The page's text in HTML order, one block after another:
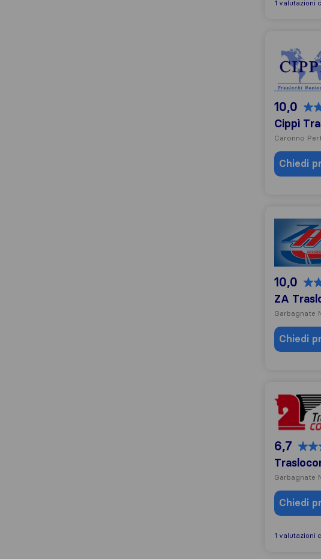
1 valutazioni
Cippì
10,0
Cippì
Caronno
Chiedi
ZA
10,0
ZA
Garbagnate
Chiedi
6,7
Garbagnate
Chiedi
1 valutazioni